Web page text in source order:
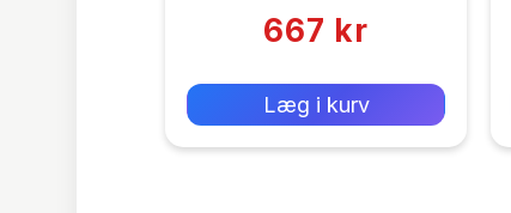
667 kr
Læg i kurv